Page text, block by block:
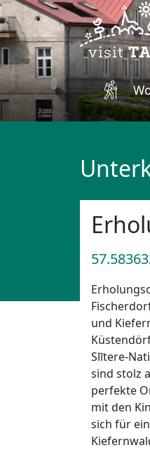
Zum Hauptinhalt springen
und
Slītere-
sind stolz
perfekte
mit den
sich für